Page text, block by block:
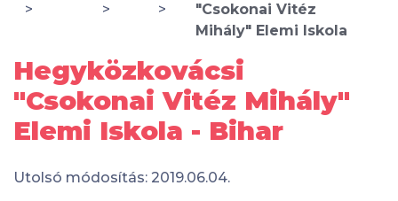
"Csokonai Vitéz
Mihály" Elemi Iskola
Hegyközkovácsi
"Csokonai Vitéz Mihály"
Elemi Iskola - Bihar
Utolsó módosítás: 2019.06.04.